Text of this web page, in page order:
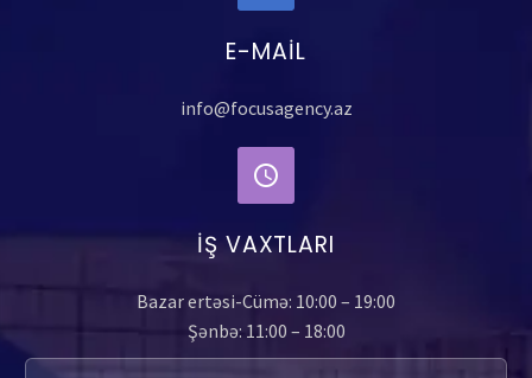
E-MAIL
info@focusagency.az
İŞ VAXTLARI
Bazar ertəsi-Cümə: 10:00 – 19:00
Şənbə: 11:00 – 18:00